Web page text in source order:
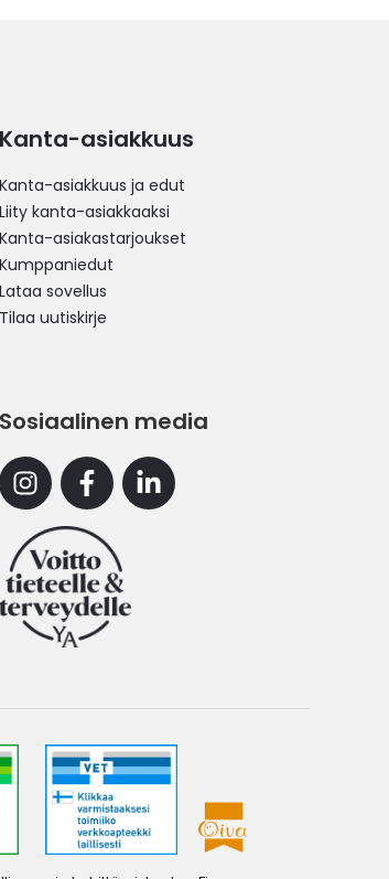
Kanta-asiakkuus
Kanta-asiakkuus ja edut
Liity kanta-asiakkaaksi
Kanta-asiakastarjoukset
Kumppaniedut
Lataa sovellus
Tilaa uutiskirje
Sosiaalinen media
InstagramFacebookLinkedin